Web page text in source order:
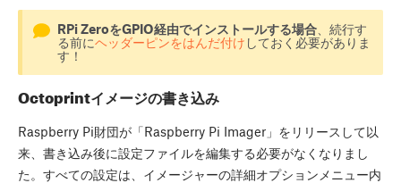
RPi ZeroをGPIO経由でインストールする場合、続行す
る前にヘッダーピンをはんだ付け しておく必要がありま
す！
Octoprintイメージの書き込み
Raspberry Pi財団が「Raspberry Pi Imager」をリリースして以
来、書き込み後に設定ファイルを編集する必要がなくなりまし
た。すべての設定は、イメージャーの詳細オプションメニュー内